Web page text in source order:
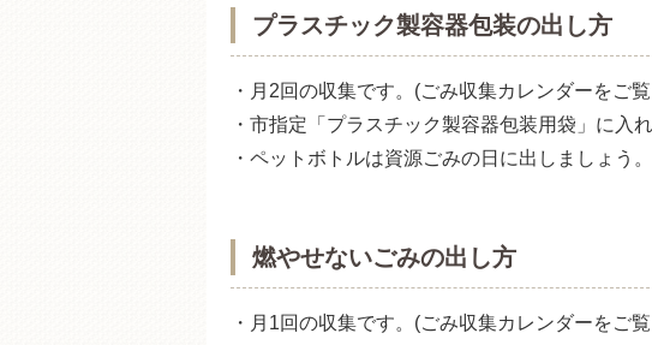
プラスチック製容器包装の出し方
・月2回の収集です。(ごみ収集カレンダーをご
・市指定「プラスチック製容器包装用袋」に入
・ペットボトルは資源ごみの日に出しましょう。
燃やせないごみの出し方
・月1回の収集です。(ごみ収集カレンダーをご